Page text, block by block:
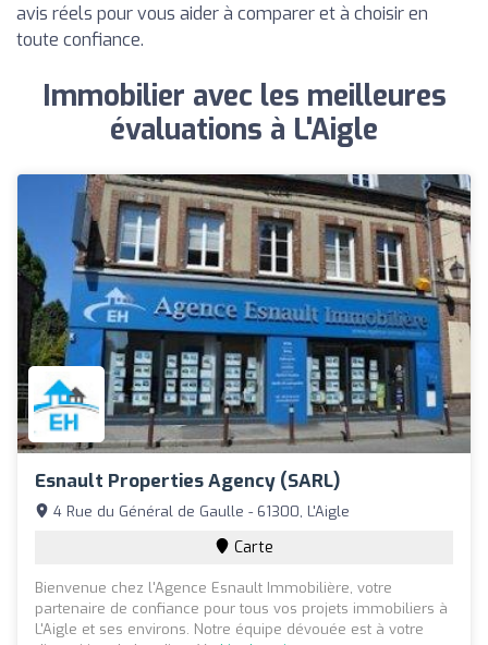
avis réels pour vous aider à comparer et à choisir en
toute confiance.
Immobilier avec les meilleures
évaluations à L'Aigle
Esnault Properties Agency (SARL)
4 Rue du Général de Gaulle - 61300, L'Aigle
Carte
Bienvenue chez l'Agence Esnault Immobilière, votre
partenaire de confiance pour tous vos projets immobiliers à
L'Aigle et ses environs. Notre équipe dévouée est à votre